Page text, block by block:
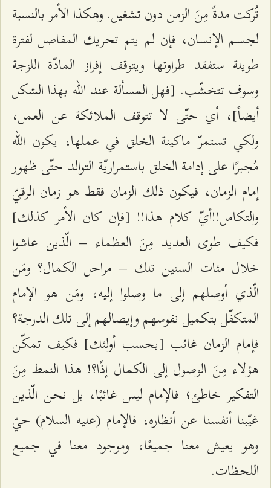
تُركت مدةً مِنَ الزمن دون تشغيل. وهكذا الأمر بالنسبة
لجسم الإنسان، فإن لم يتم تحريك المفاصل لفترة
طويلة ستفقد طراوتها ويتوقف إفراز المادّة اللزجة
وسوف تتخشّب. [فهل المسألة عند الله بهذا الشكل
أيضاً]، أي حتّى لا تتوقف الملائكة عن العمل،
ولكي تستمرّ ماكينة الخلق في عملها، يكون الله
مُجبرًا على إدامة الخلق باستمراريّة التوالد حتّى ظهور
إمام الزمان، فيكون ذلك الزمان فقط هو زمان الرقيّ
والتكامل!!أيّ كلام هذا!! [فإن كان الأمر كذلك]
فكيف طوى العديد مِنَ العظماء – الّذين عاشوا
خلال مئات السنين تلك – مراحل الكمال؟ ومَن
الّذي أوصلهم إلى ما وصلوا إليه، ومَن هو الإمام
المتكفّل بتكميل نفوسهم وإيصالهم إلى تلك الدرجة؟
فإمام الزمان غائب [بحسب أولئك] فكيف تمكّن
هؤلاء مِنَ الوصول إلى الكمال إذًا؟! هذا النمط مِنَ
التفكير خاطئ؛ فالإمام ليس غائبًا، بل نحن الّذين
غيّبنا أنفسنا عن أنظاره، فالإمام (عليه السلام) حيّ
وهو يعيش معنا جميعًا، وموجود معنا في جميع
اللحظات.